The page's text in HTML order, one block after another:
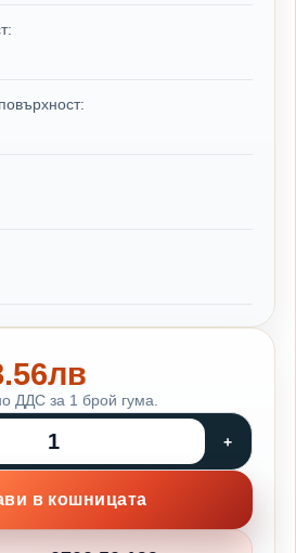
ДДС за 1 брой гума.
в кошницата